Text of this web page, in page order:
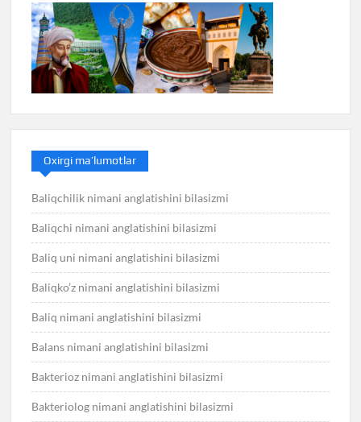
Oxirgi ma’lumotlar
Baliqchilik nimani anglatishini bilasizmi
Baliqchi nimani anglatishini bilasizmi
Baliq uni nimani anglatishini bilasizmi
Baliqko’z nimani anglatishini bilasizmi
Baliq nimani anglatishini bilasizmi
Balans nimani anglatishini bilasizmi
Bakterioz nimani anglatishini bilasizmi
Bakteriolog nimani anglatishini bilasizmi